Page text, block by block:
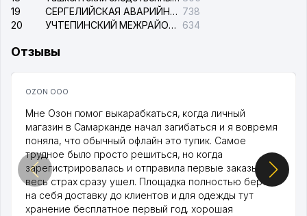
19
СЕРГЕЛИЙСКАЯ АВАРИЙНАЯ СЛУЖБА ЭЛЕКТРОСЕТИ 738
20
УЧТЕПИНСКИЙ МЕЖРАЙОННЫЙ СУД ПО ГРАЖДАНСКИМ ДЕЛАМ 634
Отзывы
OZON ООО
Мне Озон помог выкарабкаться, когда личный
магазин в Самарканде начал загибаться и я вовремя
поняла, что обычный офлайн это тупик. Самое
трудное было просто решиться, но когда
зарегистрировалась и отправила первые заказы,
весь страх сразу ушел. Площадка полностью берет
на себя доставку до клиентов и для одежды тут
хранение бесплатное первый год, хорошая